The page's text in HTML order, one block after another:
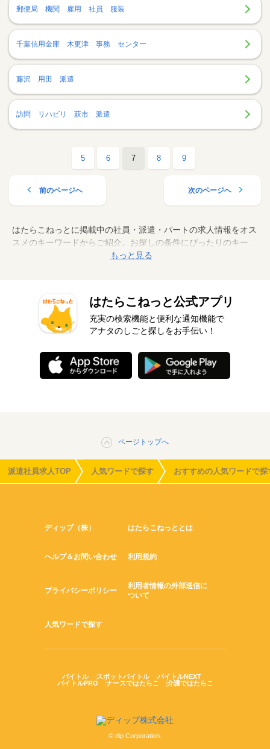
郵便局 機関 雇用 社員 服装
千葉信用金庫 木更津 事務 センター
藤沢 用田 派遣
訪問 リハビリ 萩市 派遣
5 6 7 8 9
前のページへ 次のページへ
はたらこねっとに掲載中の社員・派遣・パートの求人情報をオス
スメのキーワードからご紹介。お探しの条件にぴったりのキーワ
ードから、案件情報を検索してみましょう。
もっと見る
はたらこねっと公式アプリ
充実の検索機能と便利な通知機能で
アナタのしごと探しをお手伝い！
ページトップへ
派遣社員求人TOP 人気ワードで探す おすすめの人気ワードで探
ディップ（株） はたらこねっととは
ヘルプ＆お問い合わせ 利用規約
プライバシーポリシー
利用者情報の外部送信に
ついて
人気ワードで探す
バイトル スポットバイトル
バイトルNEXT
バイトルPRO
ナースではたらこ 介護ではたらこ
© dip Corporation.